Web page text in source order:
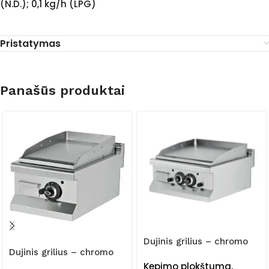
(N.D.); 0,1 kg/h (LPG)
Pristatymas
Panašūs produktai
Dujinis grilius – chromo
Dujinis grilius – chromo
6IG020/K
Kepimo plokštuma,